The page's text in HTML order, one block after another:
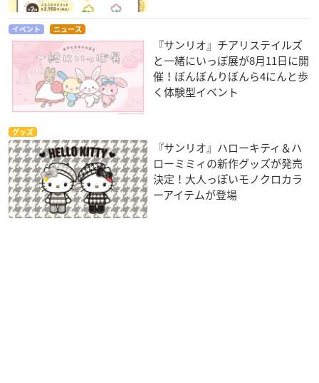
イベント ニュース
『サンリオ』チアリステイルズ
と一緒にいっぽ展が8月11日に開
催！ぼんぼんりぼんら4にんと歩
く体験型イベント
グッズ
『サンリオ』ハローキティ＆ハ
ローミミィの新作グッズが発売
決定！大人っぽいモノクロカラ
ーアイテムが登場